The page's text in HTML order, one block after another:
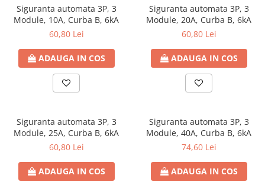
Siguranta automata 3P, 3
Module, 10A, Curba B, 6kA
60,80 Lei
ADAUGA IN COS
Siguranta automata 3P, 3
Module, 20A, Curba B, 6kA
60,80 Lei
ADAUGA IN COS
Siguranta automata 3P, 3
Module, 25A, Curba B, 6kA
60,80 Lei
ADAUGA IN COS
Siguranta automata 3P, 3
Module, 40A, Curba B, 6kA
74,60 Lei
ADAUGA IN COS